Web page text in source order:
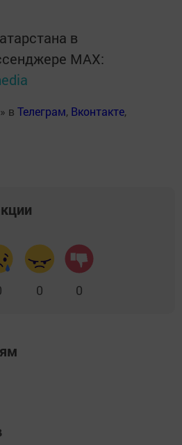
в
MАХ:
в Телеграм, Вконтакте,
0 0